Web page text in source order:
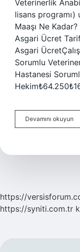
Veterinerlik
lisans programı)
Maaşı Ne
Asgari Ücret
Asgari
Sorumlu
Hastanesi
Devamını okuyun
https://
https://syniti.com.tr